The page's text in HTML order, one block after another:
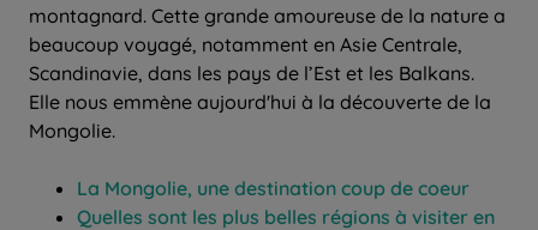
montagnard. Cette grande amoureuse de la nature a
beaucoup voyagé, notamment en Asie Centrale,
Scandinavie, dans les pays de l’Est et les Balkans.
Elle nous emmène aujourd'hui à la découverte de la
Mongolie.
La Mongolie, une destination coup de coeur
Quelles sont les plus belles régions à visiter en